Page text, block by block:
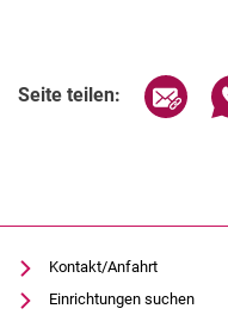
Seite teilen:
Kontakt/Anfahrt
Einrichtungen suchen